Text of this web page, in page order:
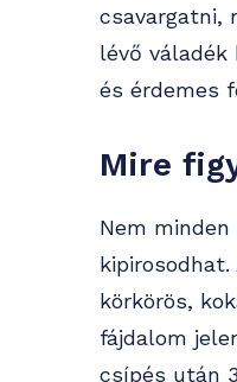
csavargatni,
lévő
és érdemes
Mire
Nem
körkörös,
fájdalom
csípés után